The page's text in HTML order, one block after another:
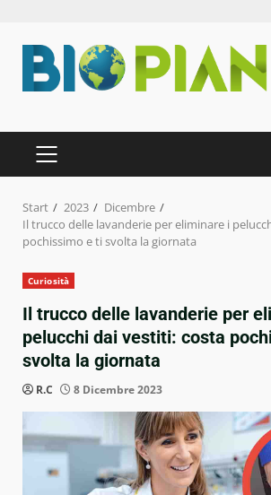
Inhalt
springen
PRIMÄRES
MENÜ
Start 2023
Dicembre
Il trucco delle lavanderie per eliminare i
pochissimo e ti svolta la giornata
Curiosità
Il trucco delle lavanderie per
pelucchi dai vestiti: costa
svolta la giornata
R.C 8 Dicembre 2023